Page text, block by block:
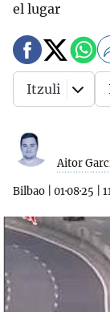
el lugar
Aitor
Bilbao 01·08·25
Itzuli